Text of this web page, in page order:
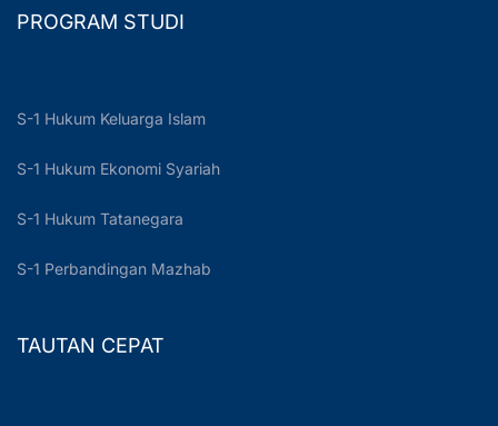
PROGRAM STUDI
S-1 Hukum Keluarga Islam
S-1 Hukum Ekonomi Syariah
S-1 Hukum Tatanegara
S-1 Perbandingan Mazhab
TAUTAN CEPAT